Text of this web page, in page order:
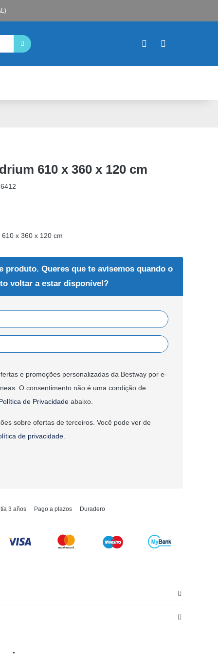
610 x 360 x 120 cm
x 360 x 120 cm
produto. Queres que te avisemos quando o
voltar a estar disponível?
e promoções personalizadas da Bestway por e-
O consentimento não é uma condição de
de Privacidadeabaixo.
sobre ofertas de terceiros. Você pode ver de
de privacidade.
3 años Pago a plazos Duradero